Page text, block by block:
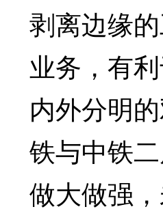
剥离边缘
业务，有
内外分明
铁与中铁
做大做强